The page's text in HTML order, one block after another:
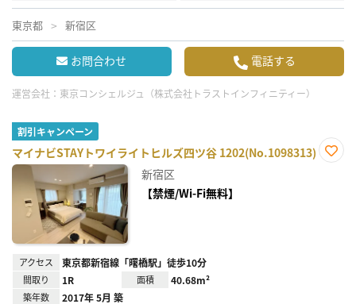
東京都 新宿区
お問合わせ 電話する
運営会社： 東京コンシェルジュ（株式会社トラストインフィニティー）
割引キャンペーン
マイナビSTAYトワイライトヒルズ四ツ谷 1202(No.1098313)
新宿区
【禁煙/Wi-Fi無料】
アクセス 東京都新宿線「曙橋駅」徒歩10分
間取り 1R 面積 40.68m²
築年数 2017年 5月 築